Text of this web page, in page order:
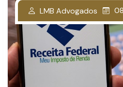
LMB Advogados